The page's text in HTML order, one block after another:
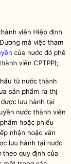
viên Hiệp định
mà việc tham
của nước đó phê
viên CPTPP);
từ nước thành
sản phẩm ra thị
lưu hành tại
nước thành viên
hoặc phiếu
nhận hoặc văn
lưu hành tại nước
theo quy định của